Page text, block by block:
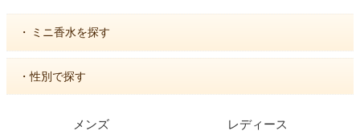
・ ミニ香水を探す
・性別で探す
メンズ レディース